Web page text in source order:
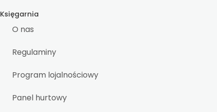
Księgarnia
O nas
Regulaminy
Program lojalnościowy
Panel hurtowy